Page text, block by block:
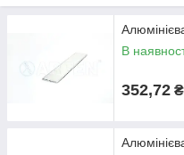
В
352,72